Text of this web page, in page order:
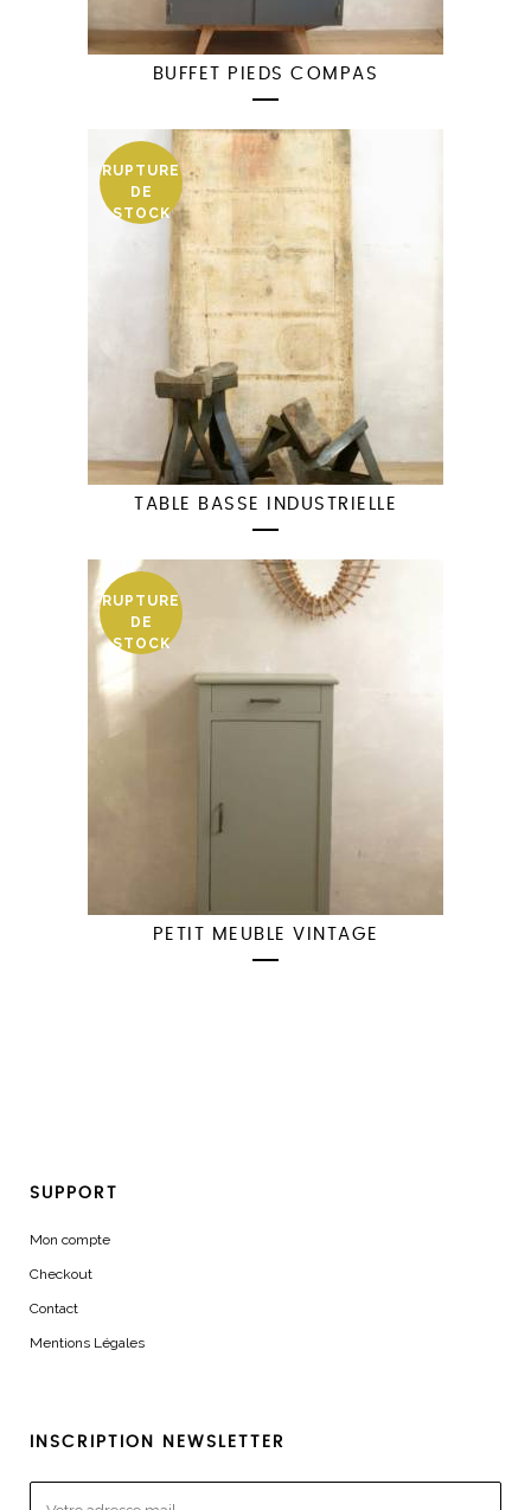
BUFFET PIEDS COMPAS
RUPTURE
DE
STOCK
TABLE BASSE INDUSTRIELLE
RUPTURE
DE
STOCK
PETIT MEUBLE VINTAGE
SUPPORT
Mon compte
Checkout
Contact
Mentions Légales
INSCRIPTION NEWSLETTER